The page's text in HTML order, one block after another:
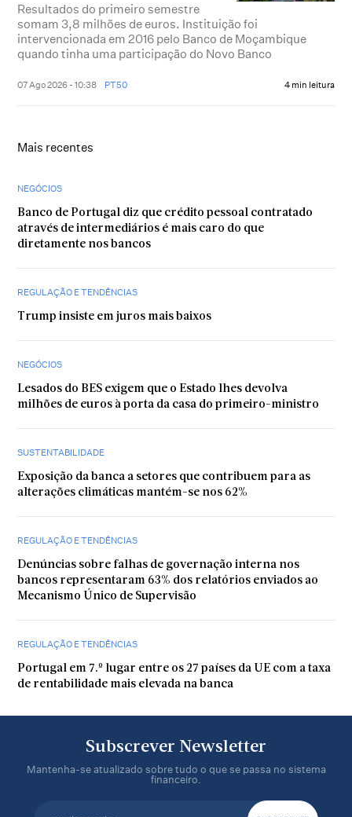
Resultados do primeiro semestre
somam 3,8 milhões de euros. Instituição foi
intervencionada em 2016 pelo Banco de Moçambique
quando tinha uma participação do Novo Banco
07 Ago 2026 - 10:38 PT50 4 min leitura
Mais recentes
NEGÓCIOS
Banco de Portugal diz que crédito pessoal contratado
através de intermediários é mais caro do que
diretamente nos bancos
REGULAÇÃO E TENDÊNCIAS
Trump insiste em juros mais baixos
NEGÓCIOS
Lesados do BES exigem que o Estado lhes devolva
milhões de euros à porta da casa do primeiro-ministro
SUSTENTABILIDADE
Exposição da banca a setores que contribuem para as
alterações climáticas mantém-se nos 62%
REGULAÇÃO E TENDÊNCIAS
Denúncias sobre falhas de governação interna nos
bancos representaram 63% dos relatórios enviados ao
Mecanismo Único de Supervisão
REGULAÇÃO E TENDÊNCIAS
Portugal em 7.º lugar entre os 27 países da UE com a taxa
de rentabilidade mais elevada na banca
Subscrever Newsletter
Mantenha-se atualizado sobre tudo o que se passa no sistema
financeiro.